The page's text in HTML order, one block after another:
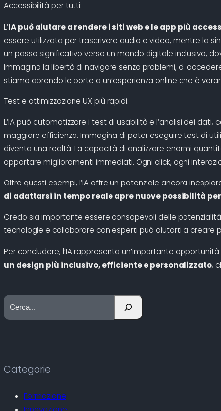
Accessibilità per tutti:
L’IA può aiutare a rendere i siti web e le app più
essere utilizzata per trascrivere audio e video, mentre la
un passo significativo verso un mondo digitale inclusivo,
Immagina la libertà di navigare senza problemi, di
stiamo aprendo le porte a un’esperienza online che è
Test e ottimizzazione UX più rapidi:
L’IA può automatizzare i test di usabilità e l’analisi dei
maggiore efficienza. Immagina di poter eseguire test di
diventa una realtà. La capacità di analizzare enormi
apportare miglioramenti immediati. Ogni click, ogni
Oltre questi esempi, l’IA offre un potenziale ancora
di adattarsi in tempo reale apre nuove possibilità
Credo sia importante essere consapevoli delle
tecnologie e collaborare con esperti può aiutarti a creare
Per concludere, l’IA rappresenta un’importante opportunità
un design più inclusivo, efficiente e personalizzato,
C
e
Categorie
Formazione